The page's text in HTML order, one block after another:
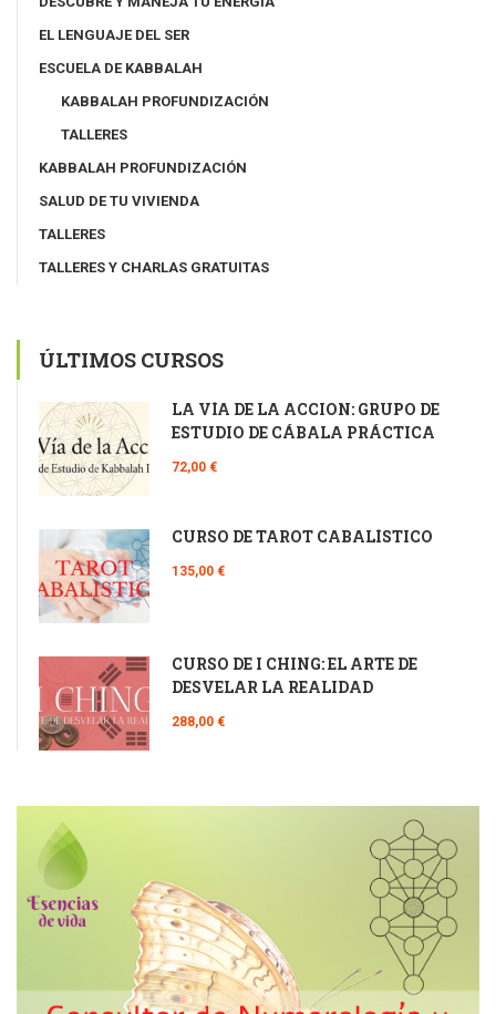
EL LENGUAJE DEL SER
ESCUELA DE KABBALAH
KABBALAH PROFUNDIZACIÓN
TALLERES
KABBALAH PROFUNDIZACIÓN
SALUD DE TU VIVIENDA
TALLERES
TALLERES Y CHARLAS GRATUITAS
ÚLTIMOS CURSOS
LA VÍA DE LA ACCIÓN: GRUPO DE
ESTUDIO DE CÁBALA PRÁCTICA
72,00 €
CURSO DE TAROT CABALÍSTICO
135,00 €
CURSO DE I CHING: EL ARTE DE
DESVELAR LA REALIDAD
288,00 €